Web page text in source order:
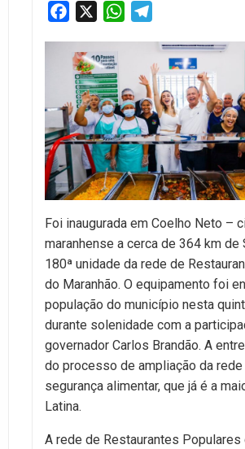
Facebook WhatsApp
Foi inaugurada em Coelho Neto –
maranhense a cerca de 364 km de
180ª unidade da rede de
do Maranhão. O equipamento foi
população do município nesta
durante solenidade com a
governador Carlos Brandão. A
do processo de ampliação da
segurança alimentar, que já é a
Latina.
A rede de Restaurantes Populares